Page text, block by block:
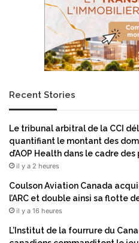
Recent Stories
Le tribunal arbitral de la CCI
quantifiant le montant des
d’AOP Health dans le cadre
il y a 2 heures
Coulson Aviation Canada
l’ARC et double ainsi sa flotte
il y a 16 heures
L’Institut de la fourrure du